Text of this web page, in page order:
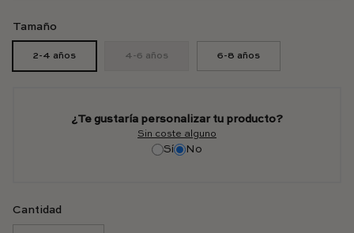
Tamaño
2-4 años 4-6 años 6-8 años
¿Te gustaría personalizar tu producto?
Sin coste alguno
Sí No
Cantidad